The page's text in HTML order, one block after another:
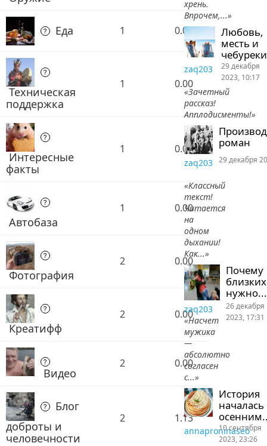
Еда 1 0.00
Техническая
поддержка
1 0.00
Интересные
факты
1 0.00
Автобаза
1 0.00
Фотография
2 0.00
Креатифф
2 0.00
Видео
2 0.00
Блог
доброты и
человечности
2 1.13
хрень.
Впрочем,...»
Любовь,
месть и
чебуреки
zaq203
«Зачетный
рассказ!
Апплодисменты!»
29 декабря
2023, 10:17
роман
zaq203
«Классный
текст!
Читается
на
одном
дыхании!
Как...»
29 декабря
Почему
близких
нужно...
zaq203
«Насчет
мужика
—
абсолютно
согласен
с...»
26 декабря
2023, 17:31
История
началась
annaproninaseo
10 сентября
2023, 23:26